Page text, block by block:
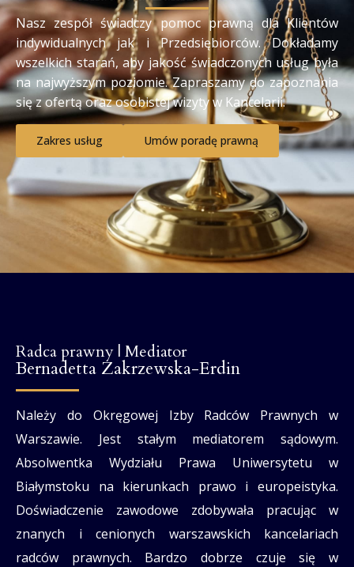
Nasz zespół świadczy pomoc prawną dla Klientów
indywidualnych jak i Przedsiębiorców. Dokładamy
wszelkich starań, aby jakość świadczonych usług była
na najwyższym poziomie. Zapraszamy do zapoznania
się z ofertą oraz osobistej wizyty w Kancelarii.
Zakres usług Umów poradę prawną
Radca prawny | Mediator
Bernadetta Zakrzewska-Erdin
Należy do Okręgowej Izby Radców Prawnych w
Warszawie. Jest stałym mediatorem sądowym.
Absolwentka Wydziału Prawa Uniwersytetu w
Białymstoku na kierunkach prawo i europeistyka.
Doświadczenie zawodowe zdobywała pracując w
znanych i cenionych warszawskich kancelariach
radców prawnych. Bardzo dobrze czuje się w